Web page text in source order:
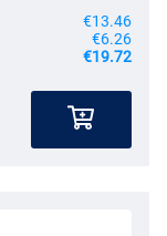
€13.46
€6.26
€19.72